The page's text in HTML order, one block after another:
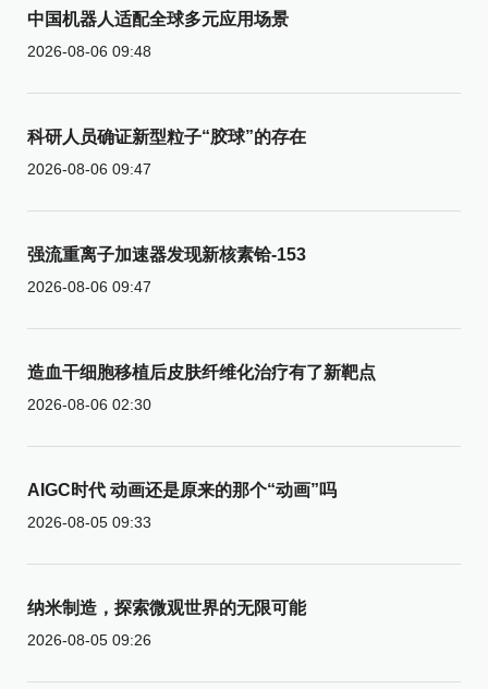
中国机器人适配全球多元应用场景
2026-08-06 09:48
科研人员确证新型粒子“胶球”的存在
2026-08-06 09:47
强流重离子加速器发现新核素铪-153
2026-08-06 09:47
造血干细胞移植后皮肤纤维化治疗有了新靶点
2026-08-06 02:30
AIGC时代 动画还是原来的那个“动画”吗
2026-08-05 09:33
纳米制造，探索微观世界的无限可能
2026-08-05 09:26